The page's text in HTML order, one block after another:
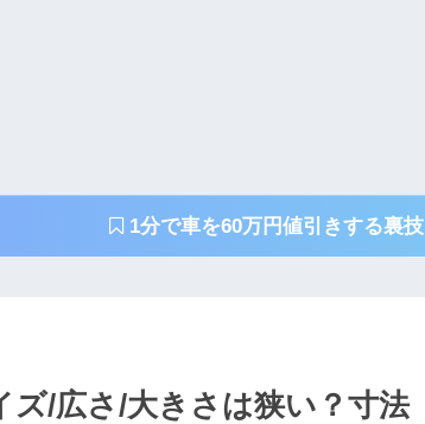
1分で車を60万円値引きする裏技
/広さ/大きさは狭い？寸法